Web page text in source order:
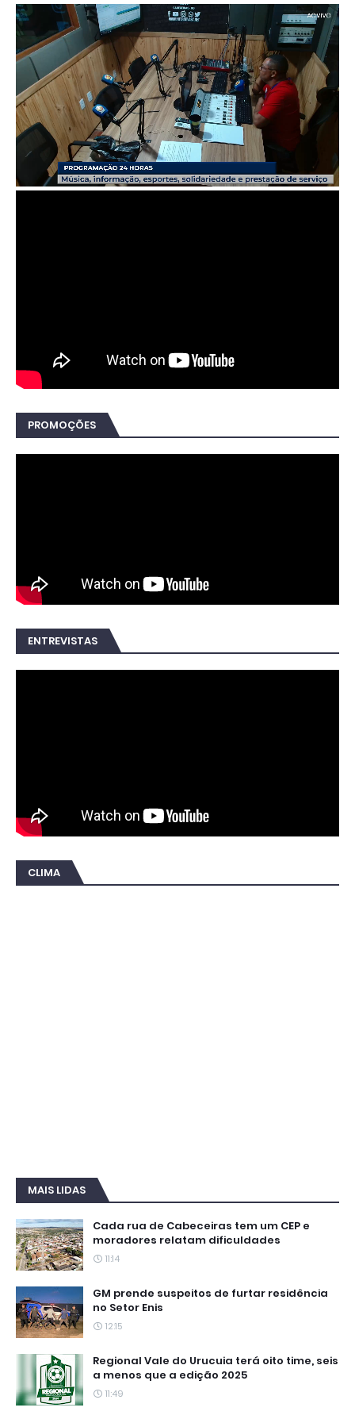
PROMOÇÕES
ENTREVISTAS
CLIMA
MAIS LIDAS
Cada rua de Cabeceiras tem um CEP e
moradores relatam dificuldades
11:14
GM prende suspeitos de furtar residência
no Setor Enis
12:15
Regional Vale do Urucuia terá oito time, seis
a menos que a edição 2025
11:49